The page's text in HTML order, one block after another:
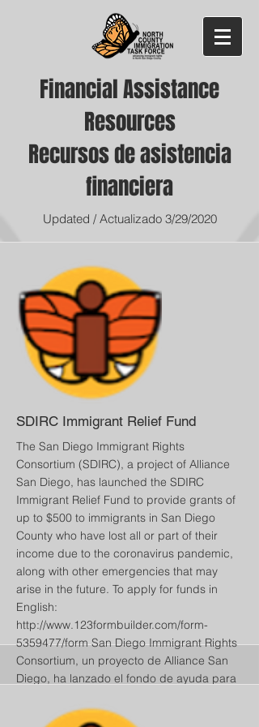
Updated / Actualizado 3/29/2020
SDIRC Immigrant Relief Fund
The San Diego Immigrant Rights
Consortium (SDIRC), a project of Alliance
San Diego, has launched the SDIRC
Immigrant Relief Fund to provide grants of
up to $500 to immigrants in San Diego
County who have lost all or part of their
income due to the coronavirus pandemic,
along with other emergencies that may
arise in the future. To apply for funds in
English:
http://www.123formbuilder.com/form-
5359477/formSan Diego Immigrant Rights
Consortium, un proyecto de Alliance San
Diego, ha lanzado el fondo de ayuda para
hasta $500 a familias inmigrantes de San
Financial Assistance
Resources
Recursos de asistencia
financiera